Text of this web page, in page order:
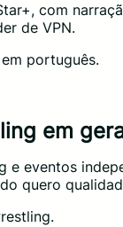
com
de VPN.
português.
em
e eventos
quero